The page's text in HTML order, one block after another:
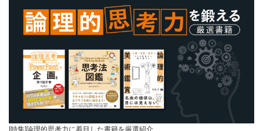
[特集]論理的思考力に着目した書籍を厳選紹介